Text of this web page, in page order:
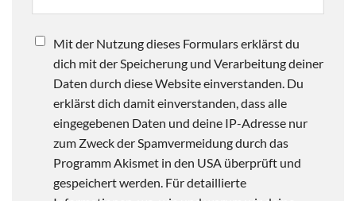
Mit der Nutzung dieses Formulars erklärst du
dich mit der Speicherung und Verarbeitung deiner
Daten durch diese Website einverstanden. Du
erklärst dich damit einverstanden, dass alle
eingegebenen Daten und deine IP-Adresse nur
zum Zweck der Spamvermeidung durch das
Programm Akismet in den USA überprüft und
gespeichert werden. Für detaillierte